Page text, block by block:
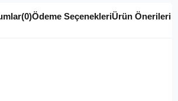
(0)Ödeme SeçenekleriÜrün Önerileri